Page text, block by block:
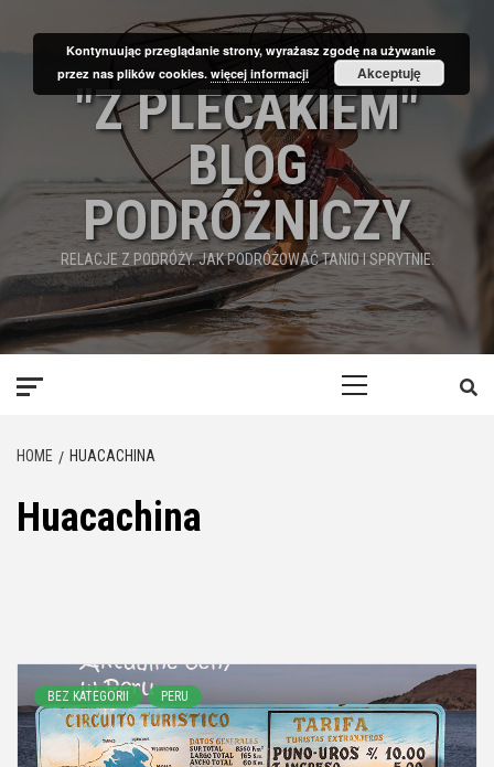
"Z PLECAKIEM"
BLOG
PODRÓŻNICZY
RELACJE Z PODRÓŻY. JAK PODRÓŻOWAĆ TANIO I SPRYTNIE.
HOME HUACACHINA
Huacachina
BEZ KATEGORII PERU
Kontynuując przeglądanie strony, wyrażasz zgodę na używanie
przez nas plików cookies.więcej informacji Akceptuję